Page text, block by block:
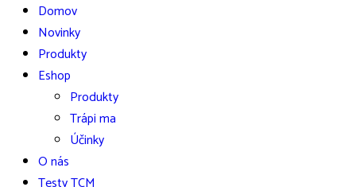
Domov
Novinky
Produkty
Eshop
Produkty
Trápi ma
Účinky
O nás